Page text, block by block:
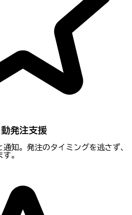
発注支援
知。発注のタイミングを逃さず、
。